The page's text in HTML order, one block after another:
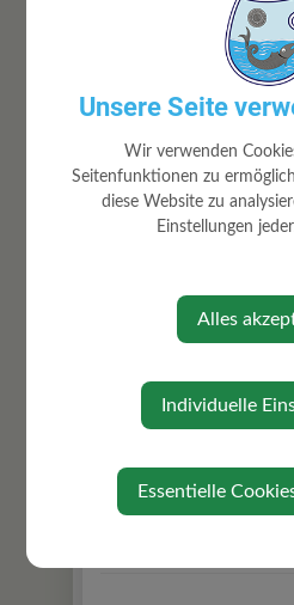
GEMEINDE
Gemeindeamt
Mitarbeiter
Gemeinderat
Volksbegehren
Zuständigkeiten
Über die Gemeinde
Gefahrenhinweiskarte
Unsere Seite
Wir verwenden
Seitenfunktionen zu
diese Website zu
Einstellungen
Alles
Individuelle
Essentielle